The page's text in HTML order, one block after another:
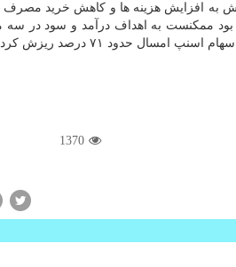
به افزایش هزینه ها و کاهش خرید مصرف
بود ممکنست به اهداف درآمد و سود در
حدود ۷۱ درصد ریزش کرده است.
1370